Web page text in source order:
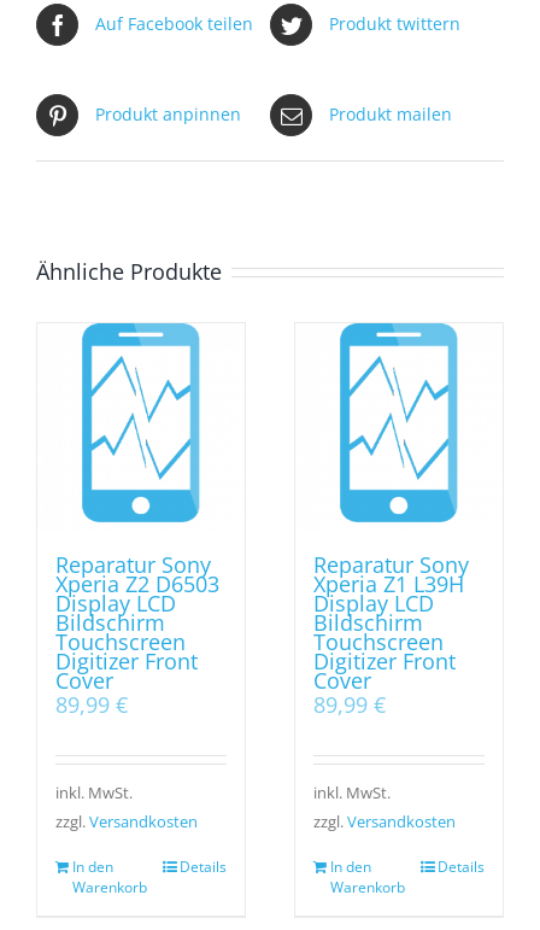
Auf Facebook teilen Produkt twittern
Produkt anpinnen Produkt mailen
Ähnliche Produkte
Reparatur Sony
Xperia Z2 D6503
Display LCD
Bildschirm
Touchscreen
Digitizer Front
Cover
89,99 €
inkl. MwSt.
zzgl.Versandkosten
In den
Warenkorb
Details
Reparatur Sony
Xperia Z1 L39H
Display LCD
Bildschirm
Touchscreen
Digitizer Front
Cover
89,99 €
inkl. MwSt.
zzgl.Versandkosten
In den
Warenkorb
Details